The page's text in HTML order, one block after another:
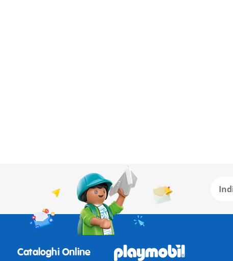
Cataloghi Online